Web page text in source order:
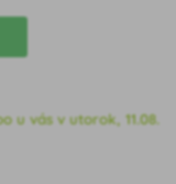
u vás v utorok, 11.08.